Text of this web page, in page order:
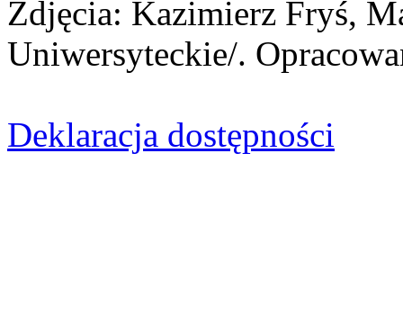
Zdjęcia: Kazimierz Fryś,
Uniwersyteckie/.
Deklaracja dostępności